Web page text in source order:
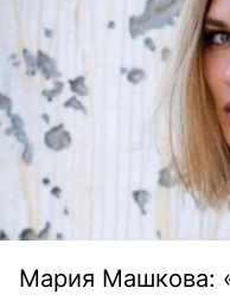
Мария Машкова: